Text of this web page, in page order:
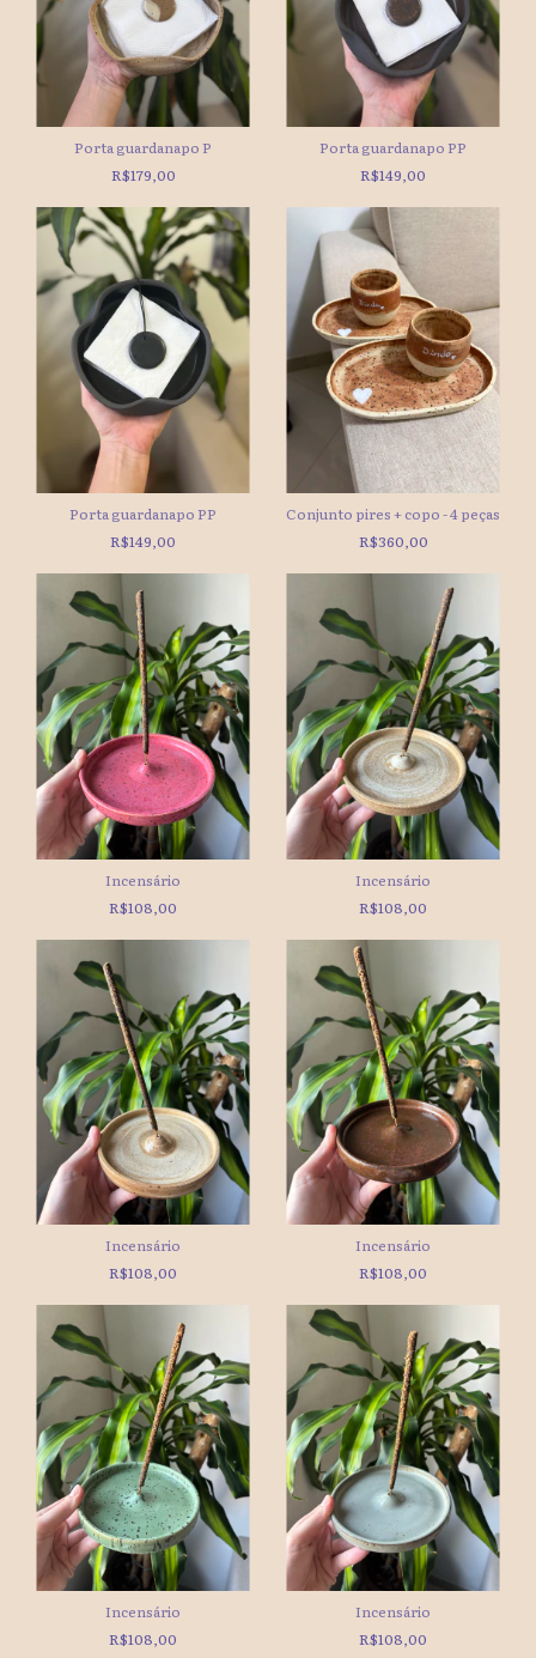
Porta guardanapo P
R$179,00
Porta guardanapo PP
R$149,00
Porta guardanapo PP
R$149,00
Conjunto pires + copo - 4 peças
R$360,00
Incensário
R$108,00
Incensário
R$108,00
Incensário
R$108,00
Incensário
R$108,00
Incensário
R$108,00
Incensário
R$108,00